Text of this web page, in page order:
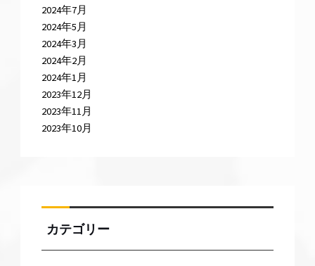
2024年7月
2024年5月
2024年3月
2024年2月
2024年1月
2023年12月
2023年11月
2023年10月
カテゴリー